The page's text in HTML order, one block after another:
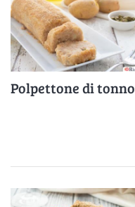
Polpettone di tonno